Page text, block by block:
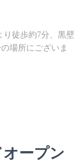
り徒歩約7分、黒壁
場所にございま
ープン